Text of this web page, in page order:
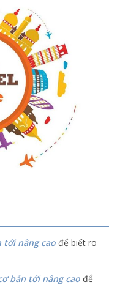
tới nâng cao để biết rõ
bản tới nâng cao để